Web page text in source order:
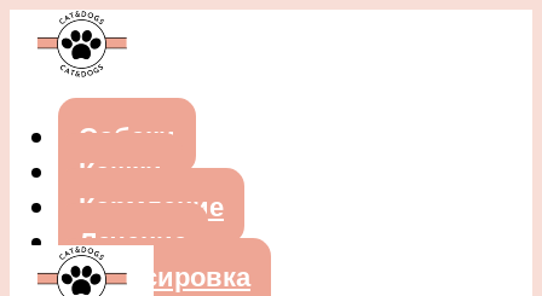
Собаки
Кошки
Кормление
Лечение
Дрессировка